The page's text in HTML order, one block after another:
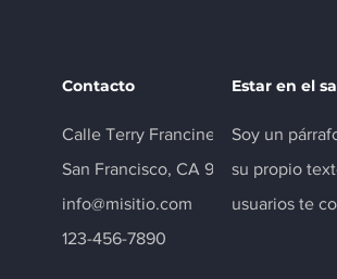
Contacto
Calle Terry Francine 500
San Francisco, CA 94158
info@misitio.com
123-456-7890
Estar en el
Soy un
su propio
usuarios te